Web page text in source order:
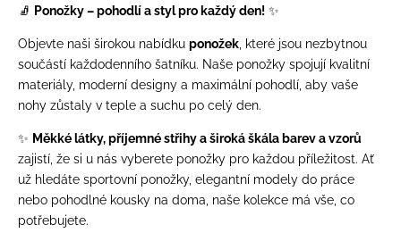
🧦 Ponožky – pohodlí a styl pro každý den! ✨
Objevte naši širokou nabídku ponožek , které jsou nezbytnou
součástí každodenního šatníku. Naše ponožky spojují kvalitní
materiály, moderní designy a maximální pohodlí, aby vaše
nohy zůstaly v teple a suchu po celý den.
✨ Měkké látky, příjemné střihy a široká škála barev a vzorů
zajistí, že si u nás vyberete ponožky pro každou příležitost. Ať
už hledáte sportovní ponožky, elegantní modely do práce
nebo pohodlné kousky na doma, naše kolekce má vše, co
potřebujete.